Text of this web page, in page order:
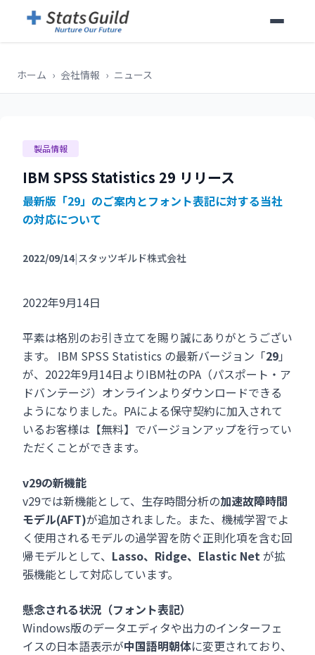
ホーム › 会社情報 › ニュース
製品情報
IBM SPSS Statistics 29 リリース
最新版「29」のご案内とフォント表記に対する当社
の対応について
2022/09/14|スタッツギルド株式会社
2022年9月14日
平素は格別のお引き立てを賜り誠にありがとうござい
ます。 IBM SPSS Statistics の最新バージョン「29」
が、2022年9月14日よりIBM社のPA（パスポート・ア
ドバンテージ）オンラインよりダウンロードできる
ようになりました。PAによる保守契約に加入されて
いるお客様は【無料】でバージョンアップを行ってい
ただくことができます。
v29の新機能
v29では新機能として、生存時間分析の加速故障時間
モデル(AFT)が追加されました。また、機械学習でよ
く使用されるモデルの過学習を防ぐ正則化項を含む回
帰モデルとして、 Lasso、Ridge、Elastic Netが拡
張機能として対応しています。
懸念される状況（フォント表記）
Windows版のデータエディタや出力のインターフェ
イスの日本語表示が中国語明朝体に変更されており、